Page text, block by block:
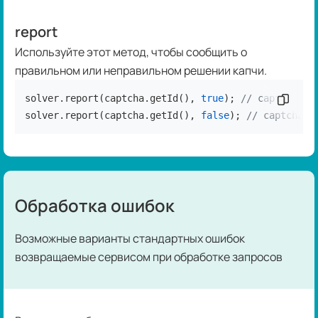
report
Используйте этот метод, чтобы сообщить о
правильном или неправильном решении капчи.
solver.report(captcha.getId(), true);
// captcha
solver.report(captcha.getId(), false); // captcha
Обработка ошибок
Возможные варианты стандартных ошибок
возвращаемые сервисом при обработке запросов